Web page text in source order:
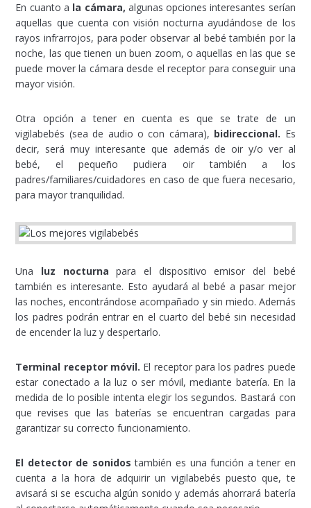
En cuanto a la cámara, algunas opciones interesantes serían
aquellas que cuenta con visión nocturna ayudándose de los
rayos infrarrojos, para poder observar al bebé también por la
noche, las que tienen un buen zoom, o aquellas en las que se
puede mover la cámara desde el receptor para conseguir una
mayor visión.
Otra opción a tener en cuenta es que se trate de un
vigilabebés (sea de audio o con cámara), bidireccional. Es
decir, será muy interesante que además de oir y/o ver al
bebé, el pequeño pudiera oir también a los
padres/familiares/cuidadores en caso de que fuera necesario,
para mayor tranquilidad.
Una luz nocturnapara el dispositivo emisor del bebé
también es interesante. Esto ayudará al bebé a pasar mejor
las noches, encontrándose acompañado y sin miedo. Además
los padres podrán entrar en el cuarto del bebé sin necesidad
de encender la luz y despertarlo.
Terminal receptor móvil. El receptor para los padres puede
estar conectado a la luz o ser móvil, mediante batería. En la
medida de lo posible intenta elegir los segundos. Bastará con
que revises que las baterías se encuentran cargadas para
garantizar su correcto funcionamiento.
El detector de sonidostambién es una función a tener en
cuenta a la hora de adquirir un vigilabebés puesto que, te
avisará si se escucha algún sonido y además ahorrará batería